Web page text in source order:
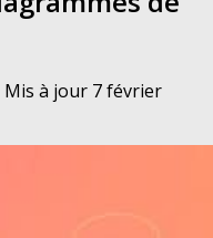
Mis à jour 7 février